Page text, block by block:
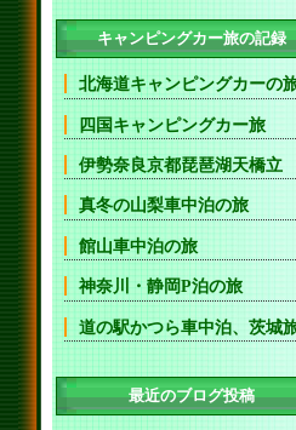
キャンピングカー旅の記録
北海道キャンピングカーの
四国キャンピングカー旅
伊勢奈良京都琵琶湖天橋立
真冬の山梨車中泊の旅
館山車中泊の旅
神奈川・静岡P泊の旅
道の駅かつら車中泊、茨城
最近のブログ投稿